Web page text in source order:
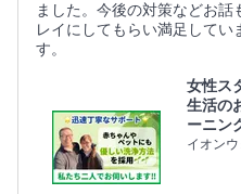
ました。今後の対策などお
レイにしてもらい満足してい
す。
女性ス
生活の
ーニン
イオン